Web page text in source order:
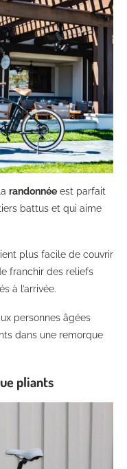
randonnée est parfait
battus et qui aime
plus facile de couvrir
franchir des reliefs
à l’arrivée.
personnes âgées
dans une remorque
pliants